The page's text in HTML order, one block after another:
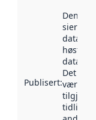
Publisert:
Denne
sier når
høstet av
Det kan
vært
tidligere